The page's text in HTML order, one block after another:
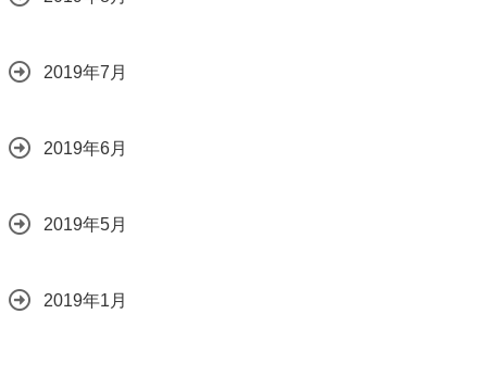
2019年7月
2019年6月
2019年5月
2019年1月